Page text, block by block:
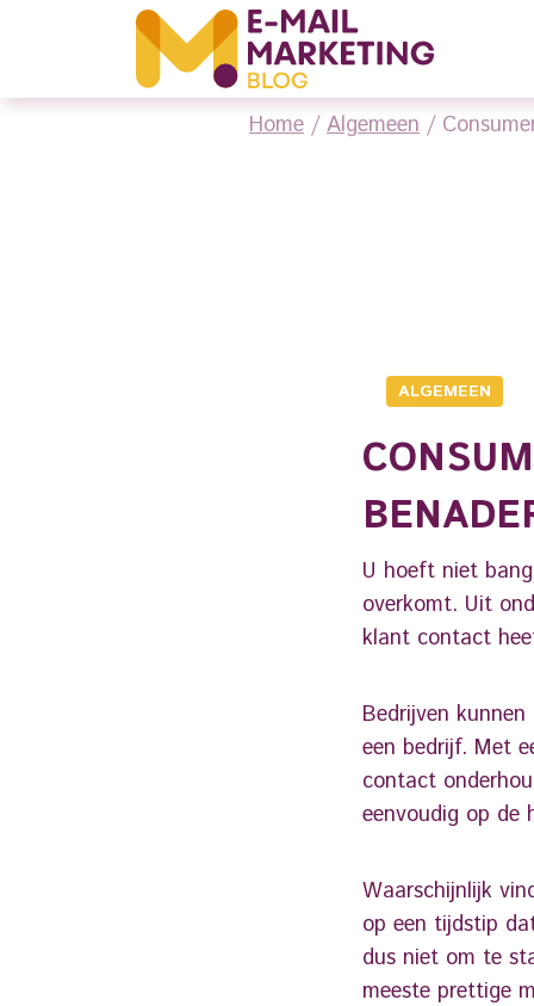
Home /Algemeen /
ALGEMEEN
U hoeft niet
overkomt. Uit
klant contact
Bedrijven
een bedrijf. Met
contact
eenvoudig op de
Waarschijnlijk
op een tijdstip
dus niet om te
meeste prettige